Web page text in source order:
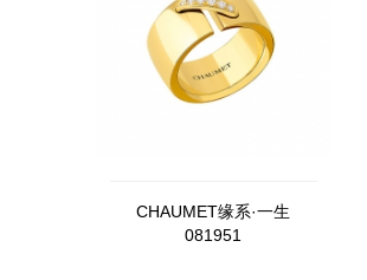
CHAUMET缘系·一生
081951